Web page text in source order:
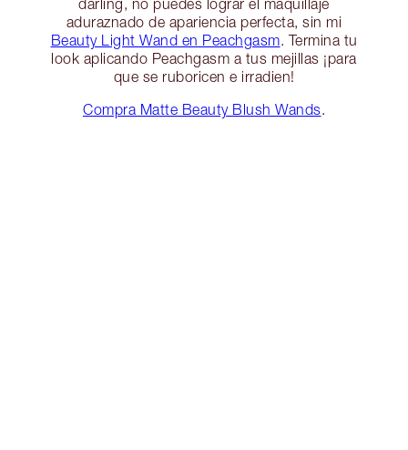
darling, no puedes lograr el maquillaje
aduraznado de apariencia perfecta, sin mi
Beauty Light Wand en Peachgasm. Termina tu
look aplicando Peachgasm a tus mejillas ¡para
que se ruboricen e irradien!
Compra Matte Beauty Blush Wands.